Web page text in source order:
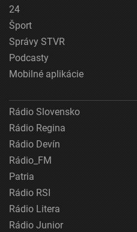
24
Šport
Správy STVR
Podcasty
Mobilné aplikácie
Rádio Slovensko
Rádio Regina
Rádio Devín
Rádio_FM
Patria
Rádio RSI
Rádio Litera
Rádio Junior